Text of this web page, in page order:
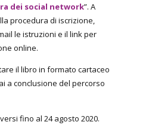
dei social network”. A
procedura di iscrizione,
le istruzioni e il link per
online.
il libro in formato cartaceo
a conclusione del percorso
fino al 24 agosto 2020.